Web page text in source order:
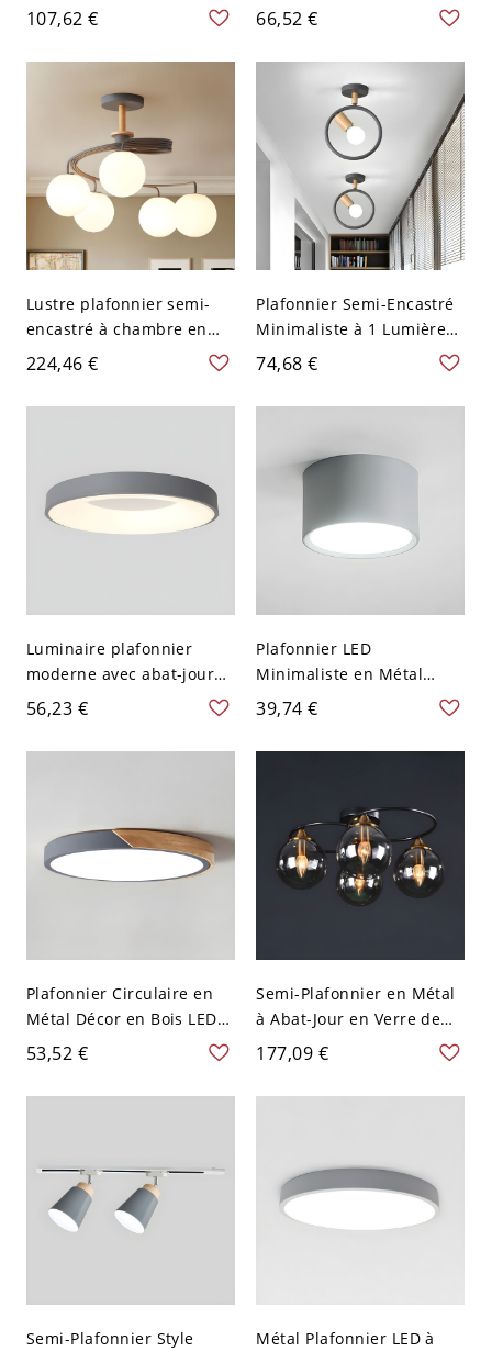
Luminaire Encastré
Nordique pour Chambre -
Gris 110 V-120 V 30,48 cm
107,62 €
Lampe Encastrée LED
Style Moderne pour
Chambre à Coucher - 110
V-120 V Gris Blanc Carré
66,52 €
Lustre plafonnier semi-
encastré à chambre en
spirale en verre givré au
lait, 5 lumières,
chandelier Macaron
224,46 €
Plafonnier Semi-Encastré
Minimaliste à 1 Lumière
en Fer Gris et Bois
74,68 €
Luminaire plafonnier
moderne avec abat-jour
orienté vers le bas - 110
V-120 V 40,64 cm Gris
56,23 €
Plafonnier LED
Minimaliste en Métal
Cylindrique Luminaire
Encastré pour Corridor -
110 V-120 V Gris 8,89 cm
39,74 €
Plafonnier Circulaire en
Métal Décor en Bois LED
Luminaire Affleurant de
Style Moderne - Gris 110
V-120 V 30,48 cm Blanc
53,52 €
Semi-Plafonnier en Métal
à Abat-Jour en Verre de
Sphère Lampe de Plafond
Moderne - Gris Fumée 110
V-120 V 4
177,09 €
Semi-Plafonnier Style
Métal Plafonnier LED à